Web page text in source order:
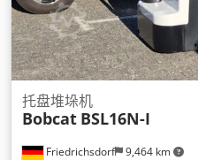
Friedrichsdorf 9,464 km
托盘堆垛机
Bobcat BSL16N-I